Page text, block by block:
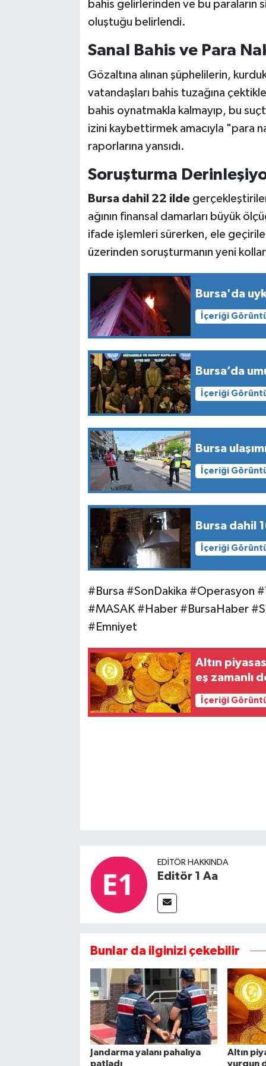
bahis gelirlerinden ve bu paraların
oluştuğu belirlendi.
Sanal Bahis ve Para
Gözaltına alınan şüphelilerin,
vatandaşları bahis tuzağına
bahis oynatmakla kalmayıp, bu
izini kaybettirmek amacıyla "para
raporlarına yansıdı.
Soruşturma
Bursa dahil 22 ildegerçekleştirilen
ağının finansal damarları büyük
ifade işlemleri sürerken, ele
üzerinden soruşturmanın yeni
Bursa'da
İçeriği
Bursa’da
İçeriği
Bursa
İçeriği
Bursa dahil
İçeriği
#Bursa #SonDakika #Operasyon
#MASAK #Haber #BursaHaber
#Emniyet
Altın
eş zamanlı
İçeriği
EDITÖR HAKKINDA
Editör 1 Aa
Bunlar da ilginizi çekebilir
Jandarma yalanı pahalıya
patladı
Altın
vurgun